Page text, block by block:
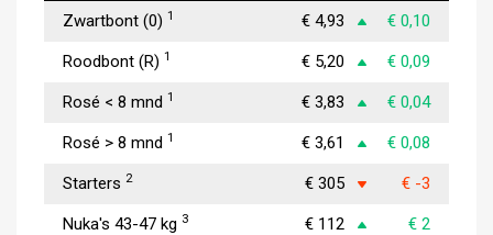
Zwartbont (0) 1 € 4,93 € 0,10
Roodbont (R) 1 € 5,20 € 0,09
Rosé < 8 mnd 1 € 3,83 € 0,04
Rosé > 8 mnd 1 € 3,61 € 0,08
Starters 2 € 305 € -3
Nuka's 43-47 kg 3 € 112 € 2